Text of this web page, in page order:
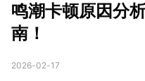
鸣潮卡顿原因分
南！
2026-02-17